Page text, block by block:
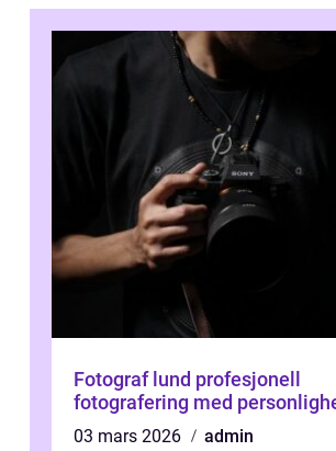
Fotograf lund profesjonell
fotografering med
03 mars 2026
admin